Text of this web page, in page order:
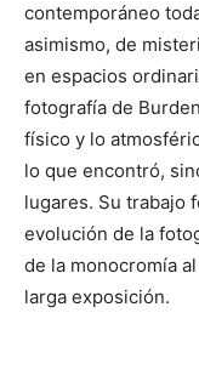
contemporáneo
asimismo, de
en espacios
fotografía de
físico y lo
lo que encontró,
lugares. Su trabajo
evolución de la
de la monocromía
larga exposición.